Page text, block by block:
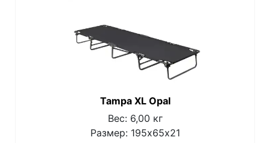
Tampa XL Opal
Вес: 6,00 кг
Размер: 195х65х21